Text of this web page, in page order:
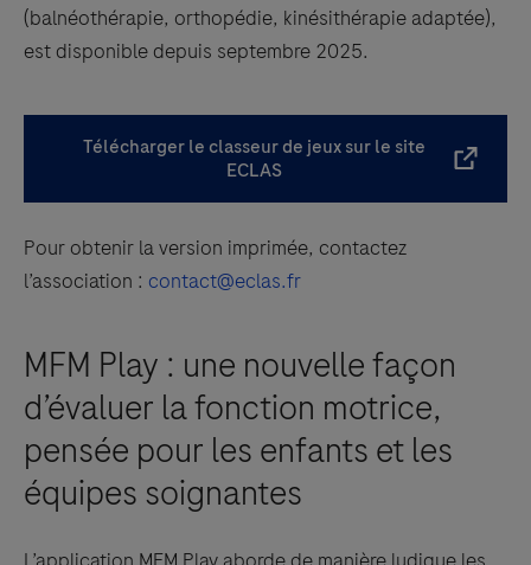
(balnéothérapie, orthopédie, kinésithérapie adaptée),
est disponible depuis septembre 2025.
Télécharger le classeur de jeux sur le site
ECLAS
Pour obtenir la version imprimée, contactez
l’association : contact@eclas.fr
MFM Play : une nouvelle façon
d’évaluer la fonction motrice,
pensée pour les enfants et les
équipes soignantes